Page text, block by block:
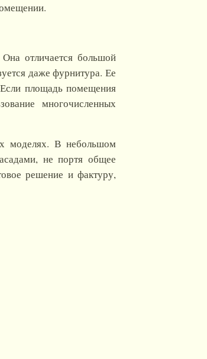
отличается большой
даже фурнитура. Ее
площадь помещения
многочисленных
моделях. В небольшом
не портя общее
решение и фактуру,